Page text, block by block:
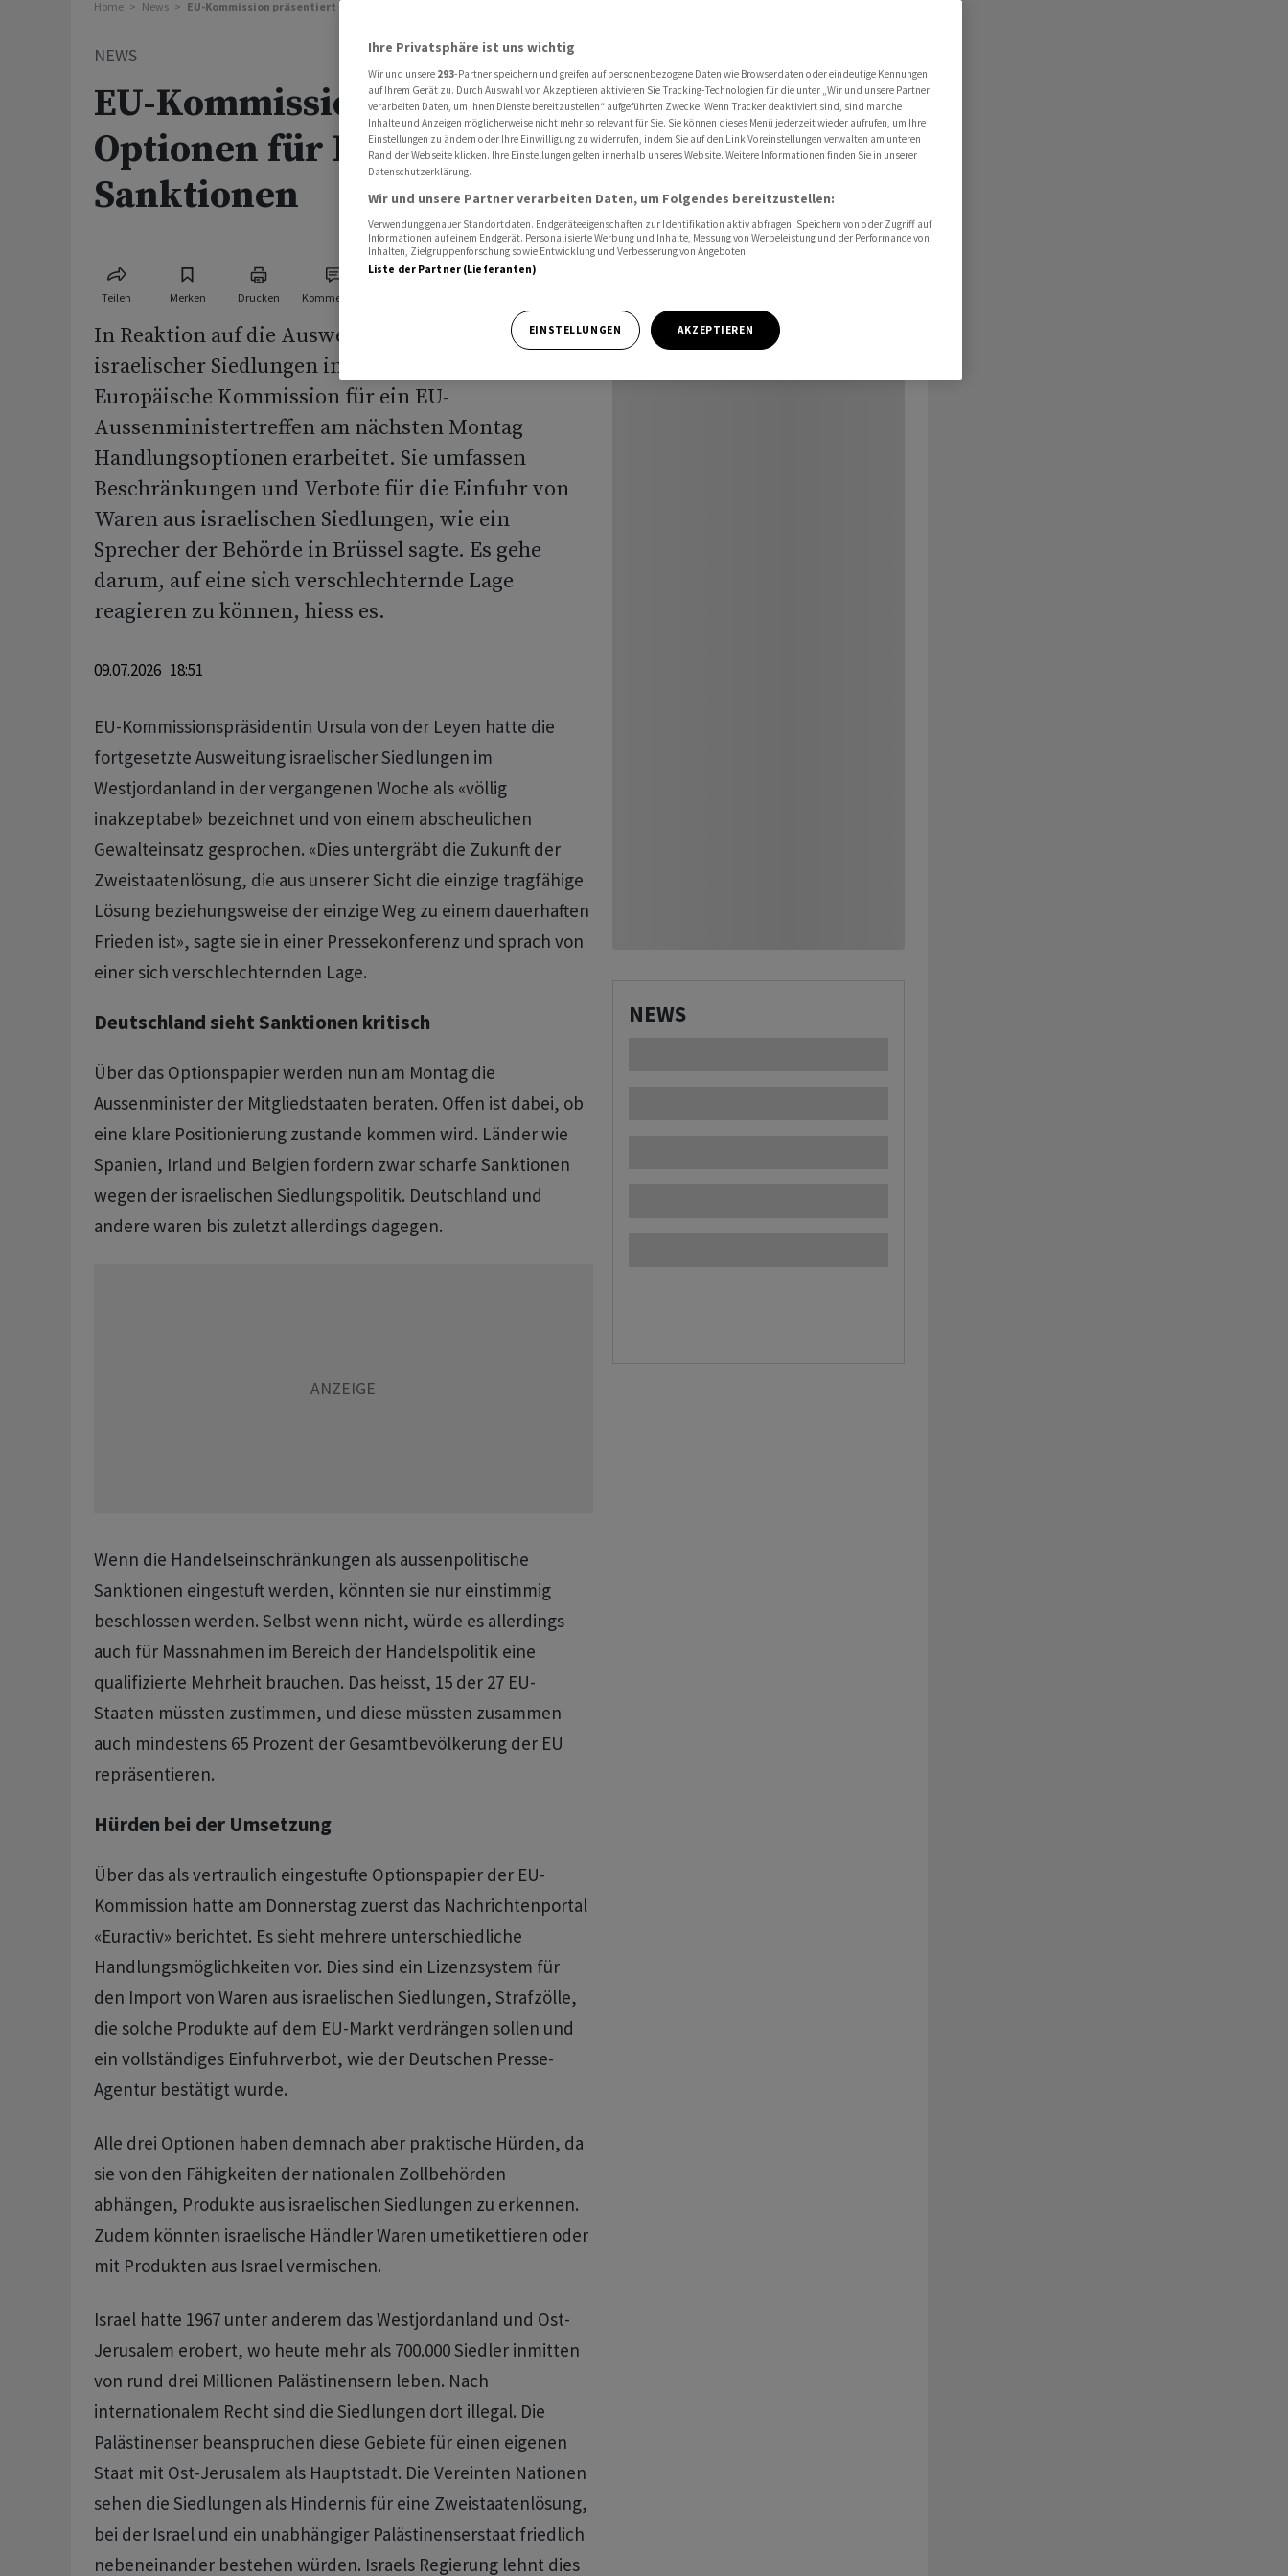
Home News EU-Kommission präsentiert Optionen für Israel-Sanktionen
NEWS
EU-Kommission präsentiert
Optionen für Israel-
Sanktionen
Teilen Merken Drucken Kommentare
In Reaktion auf die Ausweitung illegaler
israelischer Siedlungen im Westjordanland hat die
Europäische Kommission für ein EU-
Aussenministertreffen am nächsten Montag
Handlungsoptionen erarbeitet. Sie umfassen
Beschränkungen und Verbote für die Einfuhr von
Waren aus israelischen Siedlungen, wie ein
Sprecher der Behörde in Brüssel sagte. Es gehe
darum, auf eine sich verschlechternde Lage
reagieren zu können, hiess es.
09.07.2026 18:51
EU-Kommissionspräsidentin Ursula von der Leyen hatte die
fortgesetzte Ausweitung israelischer Siedlungen im
Westjordanland in der vergangenen Woche als «völlig
inakzeptabel» bezeichnet und von einem abscheulichen
Gewalteinsatz gesprochen. «Dies untergräbt die Zukunft der
Zweistaatenlösung, die aus unserer Sicht die einzige tragfähige
Lösung beziehungsweise der einzige Weg zu einem dauerhaften
Frieden ist», sagte sie in einer Pressekonferenz und sprach von
einer sich verschlechternden Lage.
Deutschland sieht Sanktionen kritisch
Über das Optionspapier werden nun am Montag die
Aussenminister der Mitgliedstaaten beraten. Offen ist dabei, ob
eine klare Positionierung zustande kommen wird. Länder wie
Spanien, Irland und Belgien fordern zwar scharfe Sanktionen
wegen der israelischen Siedlungspolitik. Deutschland und
andere waren bis zuletzt allerdings dagegen.
Wenn die Handelseinschränkungen als aussenpolitische
Sanktionen eingestuft werden, könnten sie nur einstimmig
beschlossen werden. Selbst wenn nicht, würde es allerdings
auch für Massnahmen im Bereich der Handelspolitik eine
qualifizierte Mehrheit brauchen. Das heisst, 15 der 27 EU-
Staaten müssten zustimmen, und diese müssten zusammen
auch mindestens 65 Prozent der Gesamtbevölkerung der EU
repräsentieren.
Hürden bei der Umsetzung
Über das als vertraulich eingestufte Optionspapier der EU-
Kommission hatte am Donnerstag zuerst das Nachrichtenportal
«Euractiv» berichtet. Es sieht mehrere unterschiedliche
Handlungsmöglichkeiten vor. Dies sind ein Lizenzsystem für
den Import von Waren aus israelischen Siedlungen, Strafzölle,
die solche Produkte auf dem EU-Markt verdrängen sollen und
ein vollständiges Einfuhrverbot, wie der Deutschen Presse-
Agentur bestätigt wurde.
Alle drei Optionen haben demnach aber praktische Hürden, da
sie von den Fähigkeiten der nationalen Zollbehörden
abhängen, Produkte aus israelischen Siedlungen zu erkennen.
Zudem könnten israelische Händler Waren umetikettieren oder
mit Produkten aus Israel vermischen.
Israel hatte 1967 unter anderem das Westjordanland und Ost-
Jerusalem erobert, wo heute mehr als 700.000 Siedler inmitten
von rund drei Millionen Palästinensern leben. Nach
internationalem Recht sind die Siedlungen dort illegal. Die
Palästinenser beanspruchen diese Gebiete für einen eigenen
Staat mit Ost-Jerusalem als Hauptstadt. Die Vereinten Nationen
sehen die Siedlungen als Hindernis für eine Zweistaatenlösung,
bei der Israel und ein unabhängiger Palästinenserstaat friedlich
nebeneinander bestehen würden. Israels Regierung lehnt dies
NEWS
Ihre Privatsphäre ist uns wichtig
Wir und unsere 293-Partner speichern und greifen auf personenbezogene Daten wie Browserdaten oder eindeutige Kennungen
auf Ihrem Gerät zu. Durch Auswahl von Akzeptieren aktivieren Sie Tracking-Technologien für die unter „Wir und unsere Partner
verarbeiten Daten, um Ihnen Dienste bereitzustellen“ aufgeführten Zwecke. Wenn Tracker deaktiviert sind, sind manche
Inhalte und Anzeigen möglicherweise nicht mehr so relevant für Sie. Sie können dieses Menü jederzeit wieder aufrufen, um Ihre
Einstellungen zu ändern oder Ihre Einwilligung zu widerrufen, indem Sie auf den Link Voreinstellungen verwalten am unteren
Rand der Webseite klicken. Ihre Einstellungen gelten innerhalb unseres Website. Weitere Informationen finden Sie in unserer
Datenschutzerklärung.
Wir und unsere Partner verarbeiten Daten, um Folgendes bereitzustellen:
Verwendung genauer Standortdaten. Endgeräteeigenschaften zur Identifikation aktiv abfragen. Speichern von oder Zugriff auf
Informationen auf einem Endgerät. Personalisierte Werbung und Inhalte, Messung von Werbeleistung und der Performance von
Inhalten, Zielgruppenforschung sowie Entwicklung und Verbesserung von Angeboten.
Liste der Partner (Lieferanten)
EINSTELLUNGEN AKZEPTIEREN